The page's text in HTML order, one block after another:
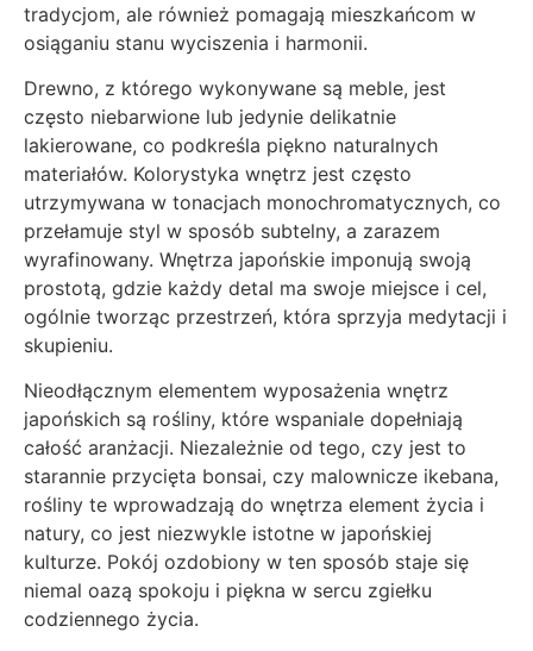
tradycjom, ale również pomagają mieszkańcom w
osiąganiu stanu wyciszenia i harmonii.
Drewno, z którego wykonywane są meble, jest
często niebarwione lub jedynie delikatnie
lakierowane, co podkreśla piękno naturalnych
materiałów. Kolorystyka wnętrz jest często
utrzymywana w tonacjach monochromatycznych, co
przełamuje styl w sposób subtelny, a zarazem
wyrafinowany. Wnętrza japońskie imponują swoją
prostotą, gdzie każdy detal ma swoje miejsce i cel,
ogólnie tworząc przestrzeń, która sprzyja medytacji i
skupieniu.
Nieodłącznym elementem wyposażenia wnętrz
japońskich są rośliny, które wspaniale dopełniają
całość aranżacji. Niezależnie od tego, czy jest to
starannie przycięta bonsai, czy malownicze ikebana,
rośliny te wprowadzają do wnętrza element życia i
natury, co jest niezwykle istotne w japońskiej
kulturze. Pokój ozdobiony w ten sposób staje się
niemal oazą spokoju i piękna w sercu zgiełku
codziennego życia.